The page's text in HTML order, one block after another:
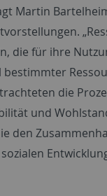
Martin
die für ihre
bestimmter
die
und
den